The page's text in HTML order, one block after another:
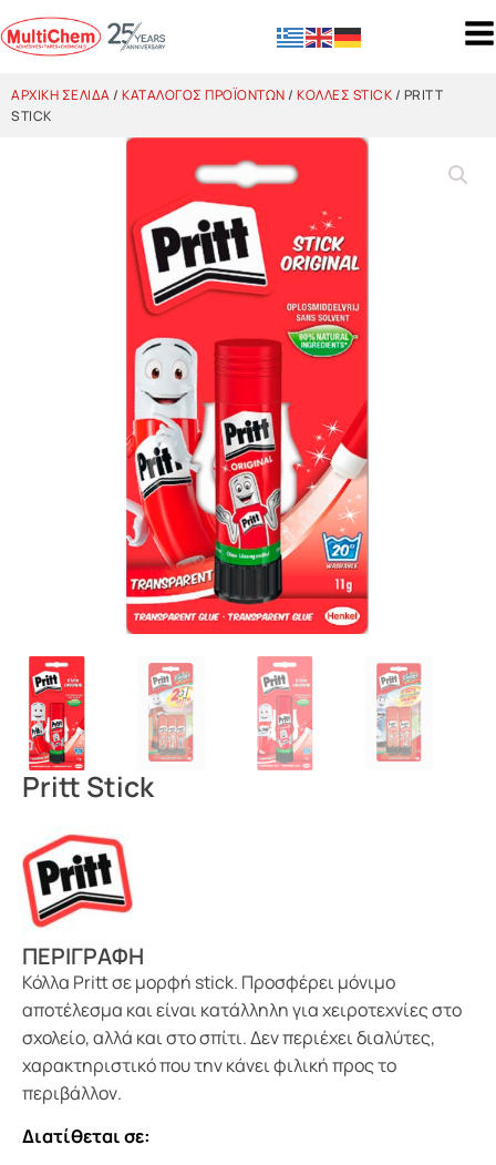
ΑΡΧΙΚΉ ΣΕΛΊΔΑ/ ΚΑΤΆΛΟΓΟΣ ΠΡΟΪΌΝΤΩΝ/ ΚΌΛΛΕΣ STICK/ PRITT
STICK
Pritt Stick
ΠΕΡΙΓΡΑΦΗ
Κόλλα Pritt σε μορφή stick. Προσφέρει μόνιμο
αποτέλεσμα και είναι κατάλληλη για χειροτεχνίες στο
σχολείο, αλλά και στο σπίτι. Δεν περιέχει διαλύτες,
χαρακτηριστικό που την κάνει φιλική προς το
περιβάλλον.
Διατίθεται σε: